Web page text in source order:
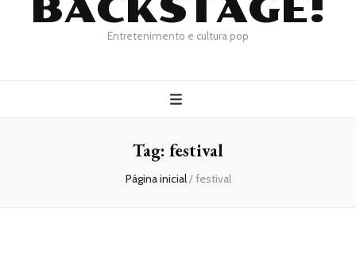
BACKSTAGE!
Entretenimento e cultura pop
Tag: festival
Página inicial/festival